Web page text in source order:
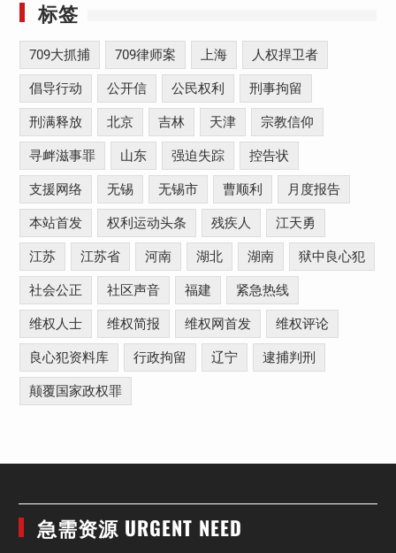
标签
709大抓捕 709律师案 上海 人权捍卫者
倡导行动 公开信 公民权利 刑事拘留
刑满释放 北京 吉林 天津 宗教信仰
寻衅滋事罪 山东 强迫失踪 控告状
支援网络 无锡 无锡市 曹顺利 月度报告
本站首发 权利运动头条 残疾人 江天勇
江苏 江苏省 河南 湖北 湖南 狱中良心犯
社会公正 社区声音 福建 紧急热线
维权人士 维权简报 维权网首发 维权评论
良心犯资料库 行政拘留 辽宁 逮捕判刑
颠覆国家政权罪
急需资源 URGENT NEED